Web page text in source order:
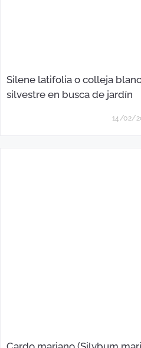
Silene latifolia o colleja
silvestre en busca de jardín
14/02/